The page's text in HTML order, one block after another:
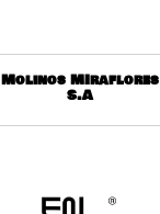
Molinos MIraflores
S.A